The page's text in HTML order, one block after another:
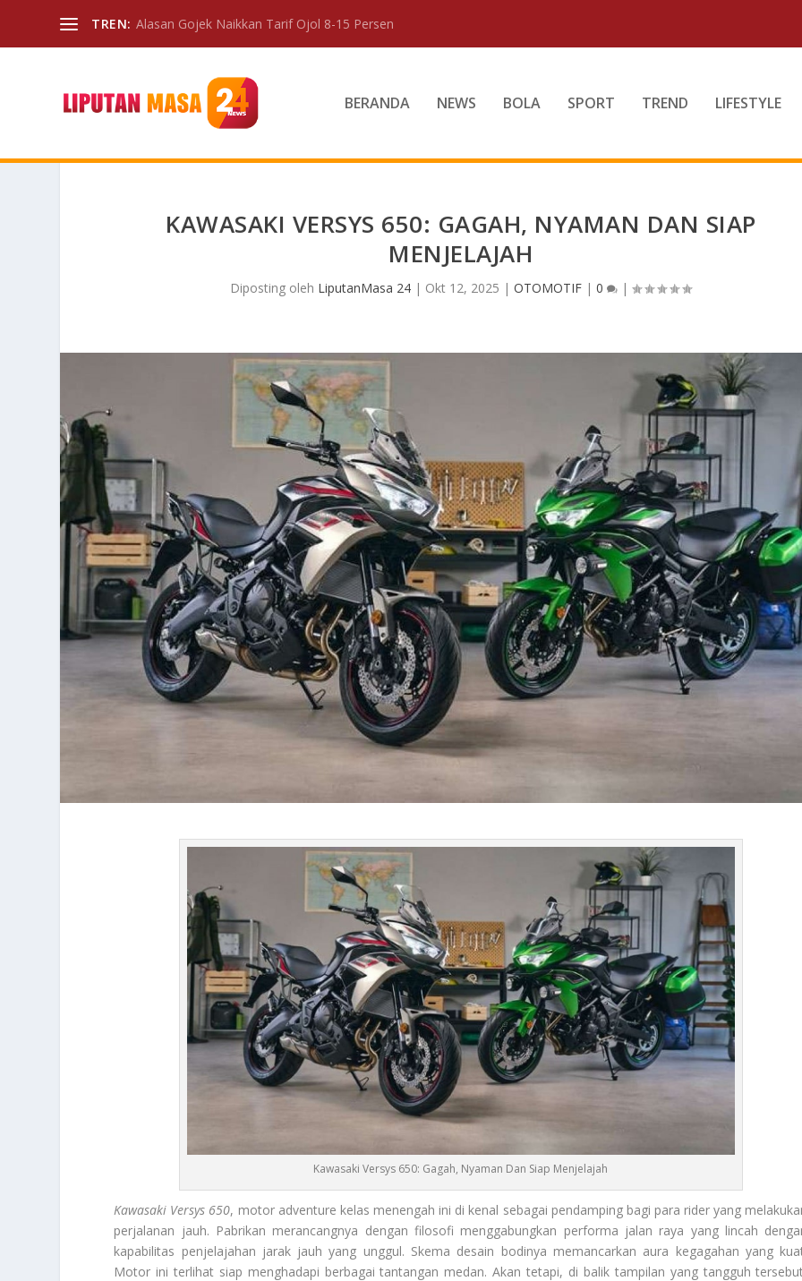
TREN: Alasan Gojek Naikkan Tarif Ojol 8-15 Persen
BERANDA NEWS BOLA SPORT TREND LIFESTYLE
KAWASAKI VERSYS 650: GAGAH, NYAMAN DAN SIAP
MENJELAJAH
Diposting oleh LiputanMasa 24 | Okt 12, 2025 |OTOMOTIF |0 |
Kawasaki Versys 650: Gagah, Nyaman Dan Siap Menjelajah
Kawasaki Versys 650, motor adventure kelas menengah ini di kenal sebagai pendamping bagi para rider yang
perjalanan jauh. Pabrikan merancangnya dengan filosofi menggabungkan performa jalan raya yang lincah
kapabilitas penjelajahan jarak jauh yang unggul. Skema desain bodinya memancarkan aura kegagahan yang
Motor ini terlihat siap menghadapi berbagai tantangan medan. Akan tetapi, di balik tampilan yang tangguh